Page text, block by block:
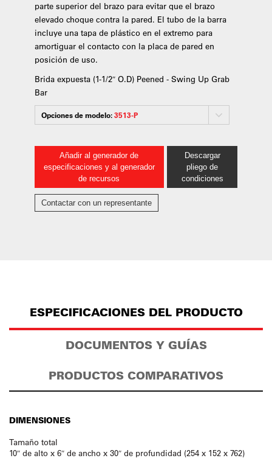
parte superior del brazo para evitar que el brazo
elevado choque contra la pared. El tubo de la barra
incluye una tapa de plástico en el extremo para
amortiguar el contacto con la placa de pared en
posición de uso.
Brida expuesta (1-1/2″ O.D) Peened - Swing Up Grab
Bar
Opciones de modelo:3513-P
Añadir al generador de
especificaciones y al generador
de recursos
Descargar
pliego de
condiciones
Contactar con un representante
ESPECIFICACIONES DEL PRODUCTO
DOCUMENTOS Y GUÍAS
PRODUCTOS COMPARATIVOS
DIMENSIONES
Tamaño total
10″ de alto x 6″ de ancho x 30″ de profundidad (254 x 152 x 762)